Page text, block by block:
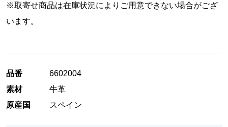
※取寄せ商品は在庫状況によりご用意できない場合がござ
います。
品番
6602004
素材
牛革
原産国
スペイン